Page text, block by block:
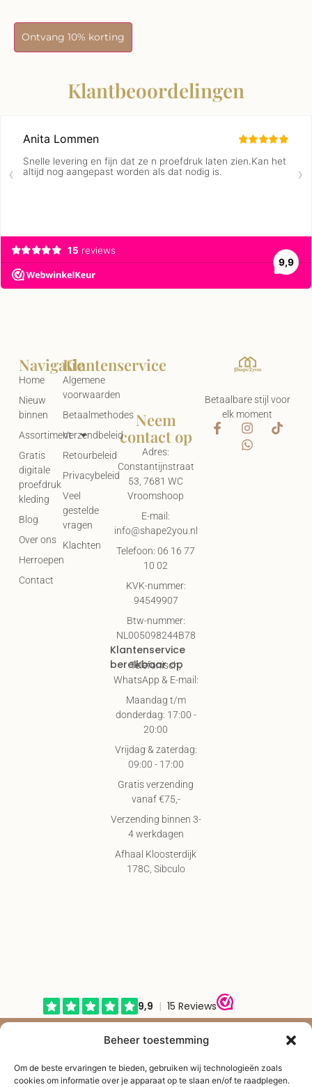
Beheer toestemming
Om de beste ervaringen te bieden, gebruiken wij technologieën zoals
cookies om informatie over je apparaat op te slaan en/of te raadplegen.
Ontvang 10% korting
Klantbeoordelingen
Betaalbare stijl voor
elk moment
Klantenservice
Algemene
voorwaarden
Betaalmethodes
Verzendbeleid
Retourbeleid
Privacybeleid
Veel
gestelde
vragen
Klachten
Navigatie
Home
Nieuw
binnen
Assortiment
Gratis
digitale
proefdruk
kleding
Blog
Over ons
Herroepen
Contact
Neem
contact op
Adres:
Constantijnstraat
53, 7681 WC
Vroomshoop
E-mail:
info@shape2you.nl
Telefoon: 06 16 77
10 02
KVK-nummer:
94549907
Btw-nummer:
NL005098244B78
Klantenservice
bereikbaar op
Telefonisch,
WhatsApp & E-mail:
Maandag t/m
donderdag: 17:00 -
20:00
Vrijdag & zaterdag:
09:00 - 17:00
Gratis verzending
vanaf €75,-
Verzending binnen 3-
4 werkdagen
Afhaal Kloosterdijk
178C, Sibculo
© Shape2you All Rights Reserved.